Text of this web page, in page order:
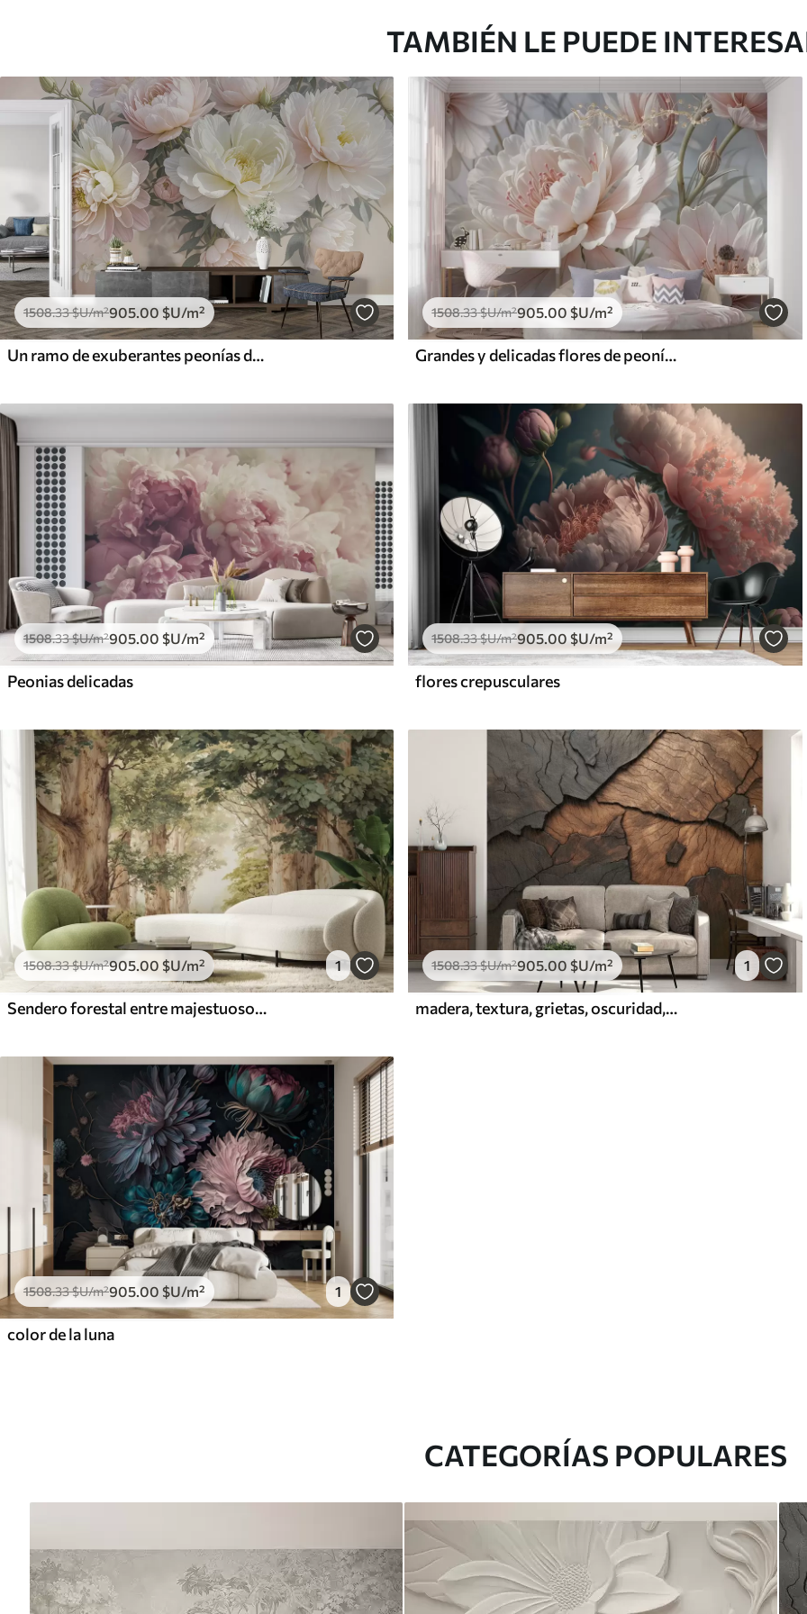
TAMBIÉN LE PUEDE
1508.33$U/m²905 .00 $U/m²
Un ramo de exuberantes peonías de colores pastel y otras flores sobre un fondo suave y difuminado
1508.33$U/m²905 .00 $U/m²
Grandes y delicadas flores de peonía blancas y rosas con pétalos suaves y esponjosos sobre un fondo gris difuminado
1508.33$U/m²905.00 $U/m²
Peonias delicadas
1508.33$U/m²905.00 $U/m²
flores crepusculares
1508.33$U/m²905 .00 $U/m² 1
Sendero forestal entre majestuosos árboles en estilo acuarela
1508.33$U/m²905 .00 $U/m² 1
madera, textura, grietas, oscuridad, corteza, superficie
1508.33$U/m²905.00 $U/m² 1
color de la luna
CATEGORÍAS POPULARES